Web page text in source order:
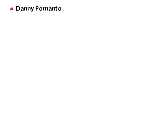
Danny Pomanto